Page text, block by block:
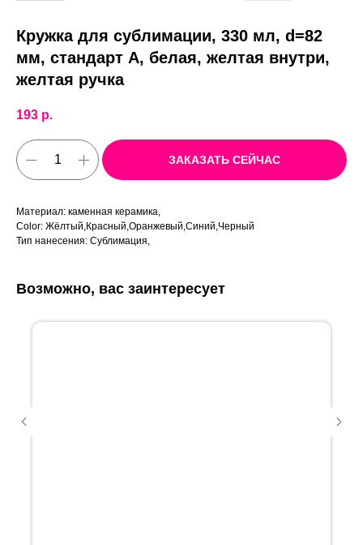
Кружка для сублимации, 330 мл, d=82
мм, стандарт А, белая, желтая внутри,
желтая ручка
193 р.
ЗАКАЗАТЬ СЕЙЧАС
Материал: каменная керамика,
Color: Жёлтый,Красный,Оранжевый,Синий,Черный
Тип нанесения: Сублимация,
Возможно, вас заинтересует